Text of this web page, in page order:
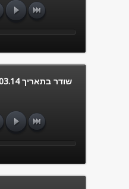
שודר בתאריך 07.03.14